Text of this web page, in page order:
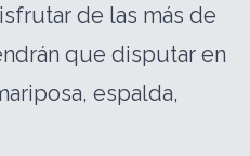
de las más de
que disputar en
espalda,